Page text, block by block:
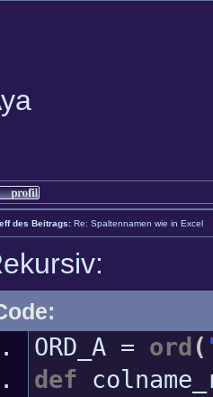
des Beitrags: Re: Spaltennamen wie in Excel
ORD_A = ord (
def